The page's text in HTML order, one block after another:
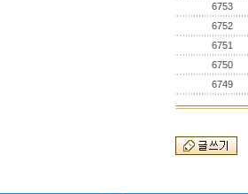
6753
6752
6751
6750
6749